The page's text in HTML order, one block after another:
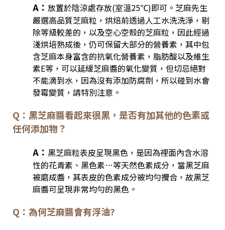
A： 放置於陰涼處存放(室溫25℃)即可。芝麻先生
嚴選高品質芝麻粒，烘焙前透過人工水洗洗淨，剔
除等級較差的，以及空心空殼的芝麻粒，因此經過
淺烘培熟成後，仍可保留大部分的營養素，其中包
含芝麻本身富含的抗氧化營養素，脂肪酸以及維生
素E等，可以延緩芝麻醬的氧化變質，但切忌絕對
不能滴到水，因為沒有添加防腐劑，所以碰到水會
發霉變質，請特別注意。
Q：黑芝麻醬看起來很黑，是否有加其他的色素或
任何添加物？
A： 黑芝麻粒表皮呈現黑色，是因為裡面內含水溶
性的花青素、黑色素…等天然色素成分，當黑芝麻
被磨成醬，其表皮的色素成分被均勻攪合，故黑芝
麻醬可呈現非常均勻的黑色。
Q：為何芝麻醬會有浮油?